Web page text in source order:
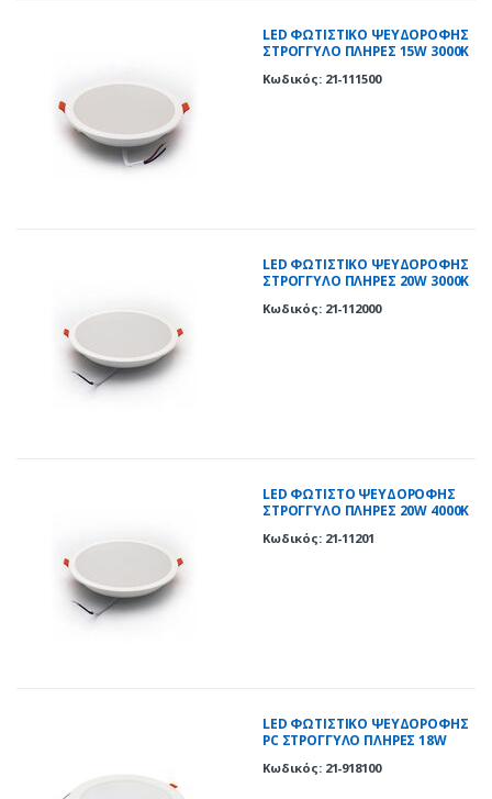
LED ΦΩΤΙΣΤΙΚΟ ΨΕΥΔΟΡΟΦΗΣ
ΣΤΡΟΓΓΥΛΟ ΠΛΗΡΕΣ 15W 3000K
Κωδικός: 21-111500
LED ΦΩΤΙΣΤΙΚΟ ΨΕΥΔΟΡΟΦΗΣ
ΣΤΡΟΓΓΥΛΟ ΠΛΗΡΕΣ 20W 3000K
Κωδικός: 21-112000
LED ΦΩΤΙΣΤΟ ΨΕΥΔΟΡΟΦΗΣ
ΣΤΡΟΓΓΥΛΟ ΠΛΗΡΕΣ 20W 4000K
Κωδικός: 21-11201
LED ΦΩΤΙΣΤΙΚΟ ΨΕΥΔΟΡΟΦΗΣ
PC ΣΤΡΟΓΓΥΛΟ ΠΛΗΡΕΣ 18W
Κωδικός: 21-918100